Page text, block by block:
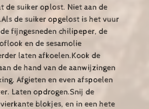
de suiker oplost. Niet aan de
de suiker opgelost is het vuur
fijngesneden chilipeper, de
en de sesamolie
laten afkoelen.Kook de
de hand van de aanwijzingen
Afgieten en even afspoelen
Laten opdrogen.Snij de
blokjes, en in een hete